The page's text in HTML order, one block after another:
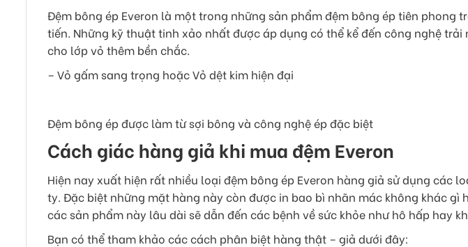
Đệm bông ép Everon là một trong những sản phẩm đệm bông ép tiên phong
tiến. Những kỹ thuật tinh xảo nhất được áp dụng có thể kể đến công nghệ
cho lớp vỏ thêm bền chắc.
– Vỏ gấm sang trọng hoặc Vỏ dệt kim hiện đại
Đệm bông ép được làm từ sợi bông và công nghệ ép đặc biệt
Cách giác hàng giả khi mua đệm Everon
Hiện nay xuất hiện rất nhiều loại đệm bông ép Everon hàng giả sử dụng các
ty. Đặc biệt những mặt hàng này còn được in bao bì nhãn mác không khác
các sản phẩm này lâu dài sẽ dẫn đến các bệnh về sức khỏe như hô hấp hay
Bạn có thể tham khảo các cách phân biệt hàng thật – giả dưới đây: